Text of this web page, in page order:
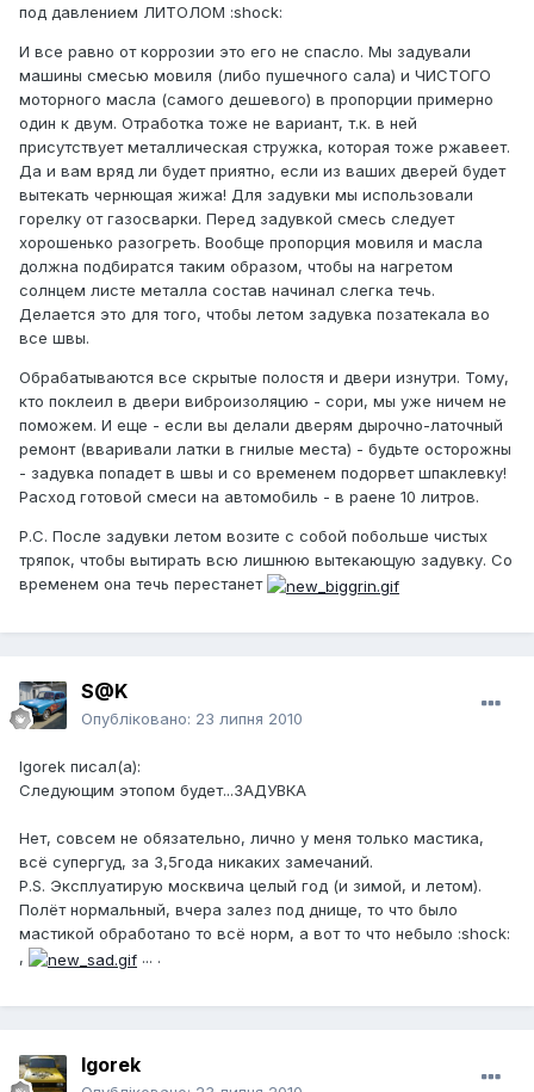
под давлением ЛИТОЛОМ :shock:
И все равно от коррозии это его не спасло. Мы задували
машины смесью мовиля (либо пушечного сала) и ЧИСТОГО
моторного масла (самого дешевого) в пропорции примерно
один к двум. Отработка тоже не вариант, т.к. в ней
присутствует металлическая стружка, которая тоже ржавеет.
Да и вам вряд ли будет приятно, если из ваших дверей будет
вытекать чернющая жижа! Для задувки мы использовали
горелку от газосварки. Перед задувкой смесь следует
хорошенько разогреть. Вообще пропорция мовиля и масла
должна подбиратся таким образом, чтобы на нагретом
солнцем листе металла состав начинал слегка течь.
Делается это для того, чтобы летом задувка позатекала во
все швы.
Обрабатываются все скрытые полостя и двери изнутри. Тому,
кто поклеил в двери виброизоляцию - сори, мы уже ничем не
поможем. И еще - если вы делали дверям дырочно-латочный
ремонт (вваривали латки в гнилые места) - будьте осторожны
- задувка попадет в швы и со временем подорвет шпаклевку!
Расход готовой смеси на автомобиль - в раене 10 литров.
Р.С. После задувки летом возите с собой побольше чистых
тряпок, чтобы вытирать всю лишнюю вытекающую задувку. Со
временем она течь перестанет
S@K
Опубліковано: 23 липня 2010
Igorek писал(а):
Следующим этопом будет...ЗАДУВКА
Нет, совсем не обязательно, лично у меня только мастика,
всё супергуд, за 3,5года никаких замечаний.
P.S. Эксплуатирую москвича целый год (и зимой, и летом).
Полёт нормальный, вчера залез под днище, то что было
мастикой обработано то всё норм, а вот то что небыло :shock:
,
... .
Igorek